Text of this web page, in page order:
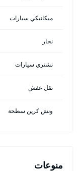
ميكانيكي سيارات
نجار
نشتري سيارات
نقل عفش
ونش كرين سطحة
منوعات